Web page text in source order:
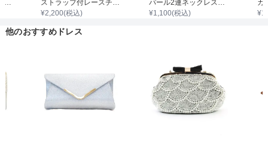
¥2,200(税込)
¥1,100(税込) ¥
他のおすすめドレス